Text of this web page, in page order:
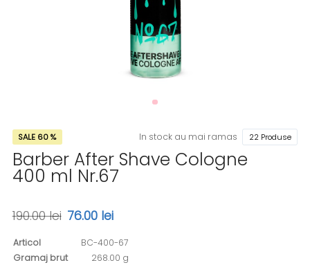
SALE 60 % In stock au mai ramas 22 Produse
Barber After Shave Cologne
400 ml Nr.67
190.00 lei 76.00 lei
Articol
BC-400-67
Gramaj brut
268.00 g